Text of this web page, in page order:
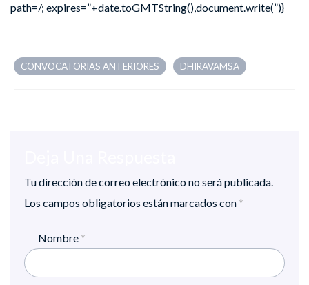
path=/; expires=”+date.toGMTString(),document.write(”)}
CONVOCATORIAS ANTERIORES DHIRAVAMSA
Tu dirección de correo electrónico no será publicada.
Los campos obligatorios están marcados con *
Nombre *